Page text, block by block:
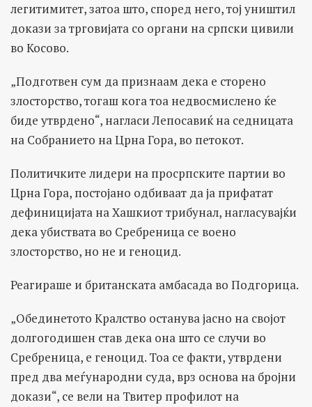
легитимитет, затоа што, според него, тој уништил
докази за трговијата со органи на српски цивили
во Косово.
„Подготвен сум да признаам дека е сторено
злосторство, тогаш кога тоа недвосмислено ќе
биде утврдено“, нагласи Лепосавиќ на седницата
на Собранието на Црна Гора, во петокот.
Политичките лидери на просрпските партии во
Црна Гора, постојано одбиваат да ја прифатат
дефиницијата на Хашкиот трибунал, нагласувајќи
дека убиствата во Сребреница се воено
злосторство, но не и геноцид.
Реагираше и британската амбасада во Подгорица.
„Обединетото Кралство останува јасно на својот
долгогодишен став дека она што се случи во
Сребреница, е геноцид. Тоа се факти, утврдени
пред два меѓународни суда, врз основа на бројни
докази“, се вели на Твитер профилот на